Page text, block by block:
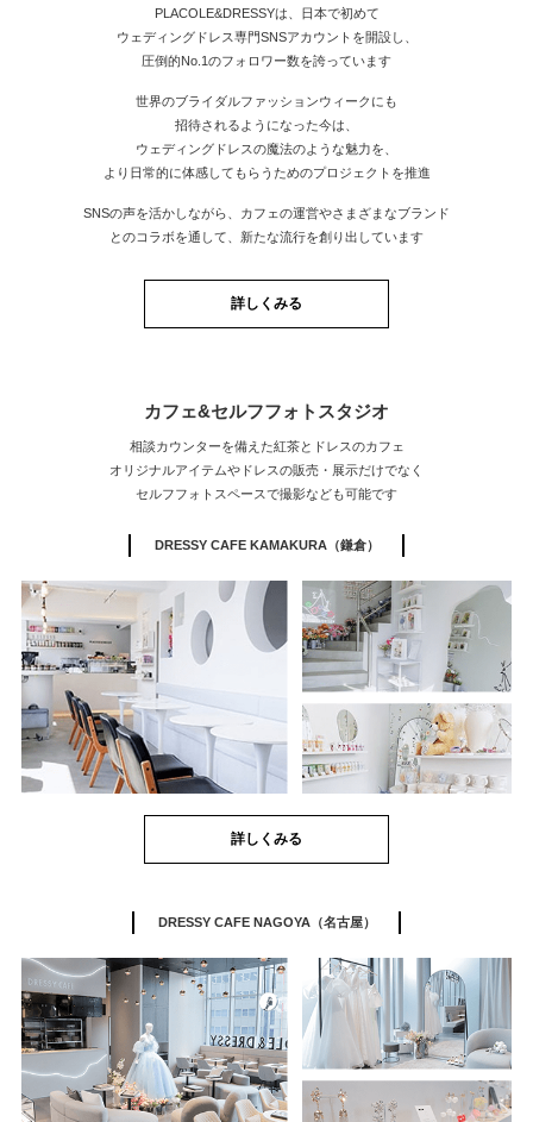
PLACOLE&DRESSYは、日本で初めて
ウェディングドレス専門SNSアカウントを開設し、
圧倒的No.1のフォロワー数を誇っています
世界のブライダルファッションウィークにも
招待されるようになった今は、
ウェディングドレスの魔法のような魅力を、
より日常的に体感してもらうためのプロジェクトを推進
SNSの声を活かしながら、カフェの運営やさまざまなブランド
とのコラボを通して、新たな流行を創り出しています
詳しくみる
カフェ&セルフフォトスタジオ
相談カウンターを備えた紅茶とドレスのカフェ
オリジナルアイテムやドレスの販売・展示だけでなく
セルフフォトスペースで撮影なども可能です
DRESSY CAFE KAMAKURA（鎌倉）
詳しくみる
DRESSY CAFE NAGOYA（名古屋）